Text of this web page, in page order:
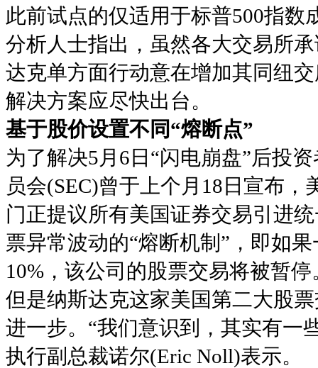
此前试点的仅适用于标普500指数
分析人士指出，虽然各大交易所
达克单方面行动意在增加其同纽
解决方案应尽快出台。
基于股价设置不同“熔断点”
为了解决5月6日“闪电崩盘”后投
员会(SEC)曾于上个月18日宣布
门正提议所有美国证券交易引进
票异常波动的“熔断机制”，即如
10%，该公司的股票交易将被暂停
但是纳斯达克这家美国第二大股
进一步。“我们意识到，其实有一
执行副总裁诺尔(Eric Noll)表示。